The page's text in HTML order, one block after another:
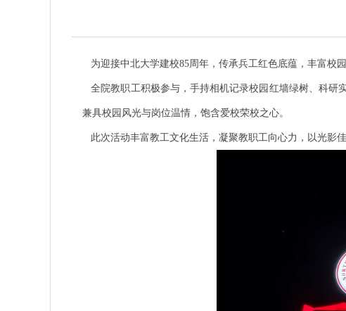
为迎接中北大学建校85周年，传承兵工红色底蕴，丰富校
全院教职工积极参与，手持相机记录校园红墙绿树、科研
兼具校园风光与岗位温情，饱含爱校荣校之心。
此次活动丰富教工文化生活，凝聚教职工向心力，以光影